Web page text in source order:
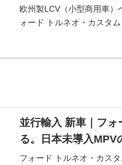
欧州製LCV（小型商用車）
ォード トルネオ・カスタ
並行輸入 新車｜フ
る。日本未導入MPV
フォード トルネオ・カス